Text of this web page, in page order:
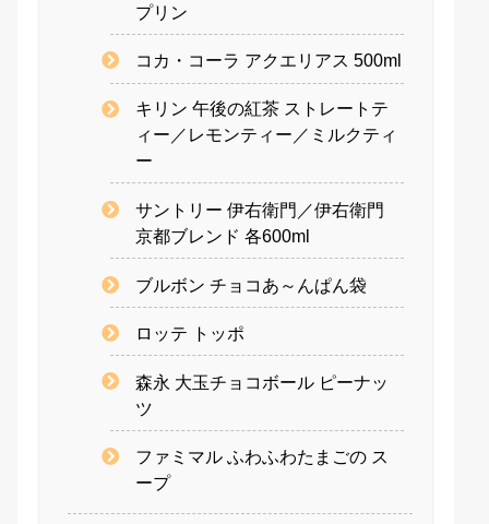
プリン
コカ・コーラ アクエリアス 500ml
キリン 午後の紅茶 ストレートテ
ィー／レモンティー／ミルクティ
ー
サントリー 伊右衛門／伊右衛門
京都ブレンド 各600ml
ブルボン チョコあ～んぱん袋
ロッテ トッポ
森永 大玉チョコボール ピーナッ
ツ
ファミマル ふわふわたまごの ス
ープ